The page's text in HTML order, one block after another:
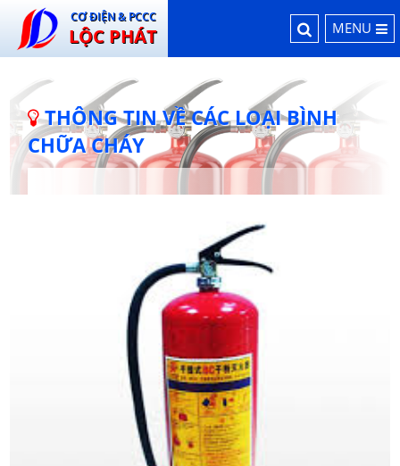
CƠ ĐIỆN & PCCC
LỘC PHÁT MENU
THÔNG TIN VỀ CÁC LOẠI BÌNH
CHỮA CHÁY